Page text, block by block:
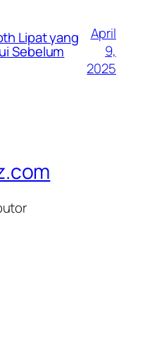
Lipat yang
Sebelum
April
9,
2025